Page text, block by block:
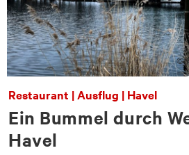
©
Restaurant | Ausflug | Havel
Ein Bummel durch
Havel